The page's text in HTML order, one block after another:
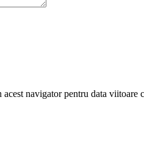
navigator pentru data viitoare